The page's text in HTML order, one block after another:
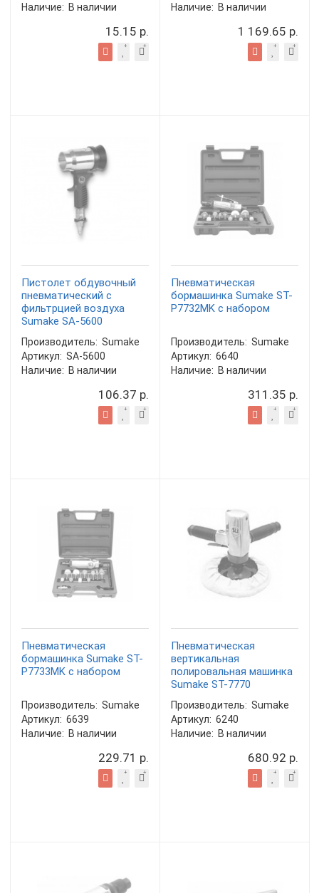
Наличие: В наличии
15.15 р.
Наличие: В наличии
1 169.65 р.
Пистолет обдувочный
пневматический с
фильтрцией воздуха
Sumake SA-5600
Производитель: Sumake
Артикул: SA-5600
Наличие: В наличии
106.37 р.
Пневматическая
бормашинка Sumake ST-
P7732MK с набором
Производитель: Sumake
Артикул: 6640
Наличие: В наличии
311.35 р.
Пневматическая
бормашинка Sumake ST-
P7733MK с набором
Производитель: Sumake
Артикул: 6639
Наличие: В наличии
229.71 р.
Пневматическая
вертикальная
полировальная машинка
Sumake ST-7770
Производитель: Sumake
Артикул: 6240
Наличие: В наличии
680.92 р.